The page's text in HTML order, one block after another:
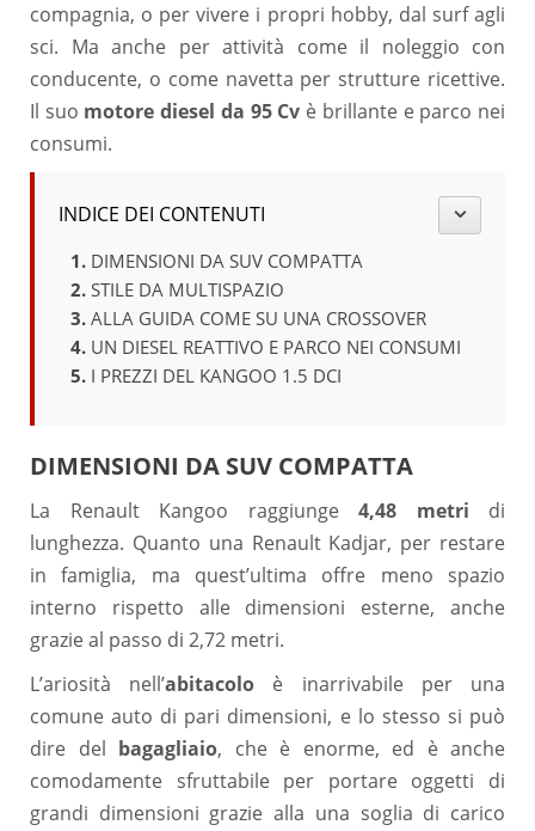
compagnia, o per vivere i propri hobby, dal surf agli
sci. Ma anche per attività come il noleggio con
conducente, o come navetta per strutture ricettive.
Il suo motore diesel da 95 Cv è brillante e parco nei
consumi.
INDICE DEI CONTENUTI
DIMENSIONI DA SUV COMPATTA
STILE DA MULTISPAZIO
ALLA GUIDA COME SU UNA CROSSOVER
UN DIESEL REATTIVO E PARCO NEI CONSUMI
I PREZZI DEL KANGOO 1.5 DCI
DIMENSIONI DA SUV COMPATTA
La Renault Kangoo raggiunge 4,48 metri di
lunghezza. Quanto una Renault Kadjar, per restare
in famiglia, ma quest’ultima offre meno spazio
interno rispetto alle dimensioni esterne, anche
grazie al passo di 2,72 metri.
L’ariosità nell’abitacolo è inarrivabile per una
comune auto di pari dimensioni, e lo stesso si può
dire del bagagliaio, che è enorme, ed è anche
comodamente sfruttabile per portare oggetti di
grandi dimensioni grazie alla una soglia di carico